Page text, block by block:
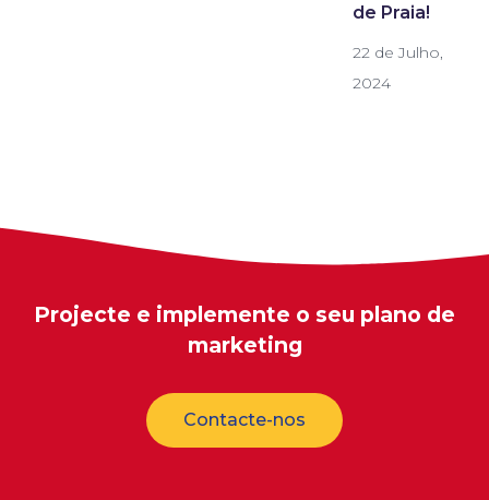
de Praia!
22 de Julho,
2024
Projecte e implemente o seu plano de
marketing
Contacte-nos